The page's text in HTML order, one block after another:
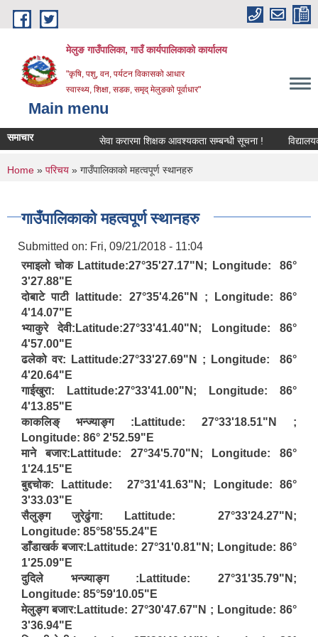
Skip to main content
मेलुङ गाउँपालिका, गाउँ कार्यपालिकाको कार्यालय
"कृषि, पशु, वन, पर्यटन विकासको आधार
स्वास्थ्य, शिक्षा, सडक, समृद् मेलुङको पूर्वाधार"
Main menu
समाचार सेवा करारमा शिक्षक आवश्‍यकता सम्बन्धी सूचना !
You are here
Home » परिचय » गाउँपालिकाको महत्वपूर्ण स्थानहरु
गाउँपालिकाको महत्वपूर्ण स्थानहरु
Submitted on: Fri, 09/21/2018 - 11:04
रमाइलो चोक Lattitude:27°35'27.17"N; Longitude: 86°
3'27.88"E
दोबाटे पाटी lattitude: 27°35'4.26"N ; Longitude: 86°
4'14.07"E
भ्याकुरे देवी:Latitude:27°33'41.40"N; Longitude: 86°
4'57.00"E
ढलेको वर: Lattitude:27°33'27.69"N ; Longitude: 86°
4'20.64"E
गाईखुरा: Lattitude:27°33'41.00"N; Longitude: 86°
4'13.85"E
काकलिङ् भन्ज्याङ्ग :Lattitude: 27°33'18.51"N ;
Longitude: 86° 2'52.59"E
माने बजार:Lattitude: 27°34'5.70"N; Longitude: 86°
1'24.15"E
बुद्दचोक: Lattitude: 27°31'41.63"N; Longitude: 86°
3'33.03"E
सैलुङ्ग जुरेढुंगा: Lattitude: 27°33'24.27"N;
Longitude: 85°58'55.24"E
डाँडाखर्क बजार:Lattitude: 27°31'0.81"N; Longitude: 86°
1'25.09"E
दुदिले भन्ज्याङ्ग :Lattitude: 27°31'35.79"N;
Longitude: 85°59'10.05"E
मेलुङ्ग बजार:Lattitude: 27°30'47.67"N ; Longitude: 86°
3'36.94"E